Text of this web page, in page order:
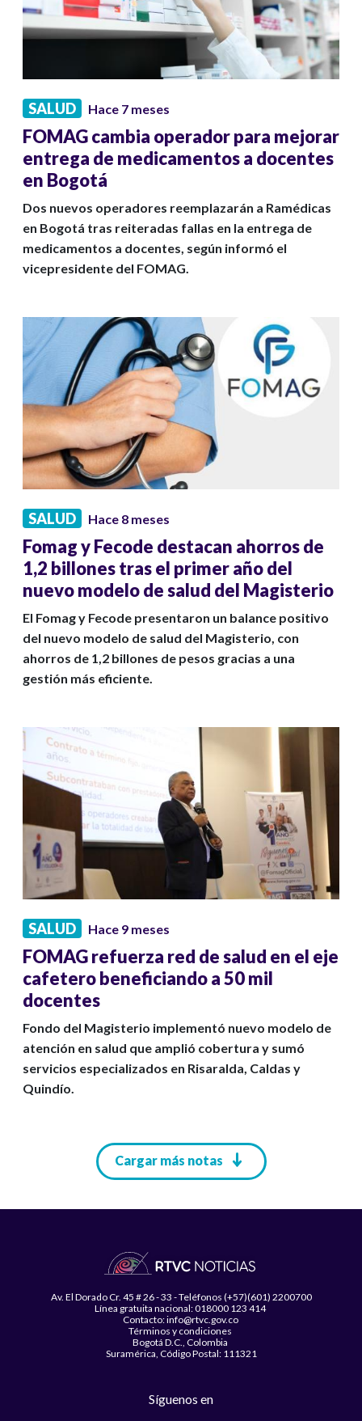
SALUD Hace 7 meses
FOMAG cambia operador para mejorar
entrega de medicamentos a docentes
en Bogotá
Dos nuevos operadores reemplazarán a Ramédicas
en Bogotá tras reiteradas fallas en la entrega de
medicamentos a docentes, según informó el
vicepresidente del FOMAG.
SALUD Hace 8 meses
Fomag y Fecode destacan ahorros de
1,2 billones tras el primer año del
nuevo modelo de salud del Magisterio
El Fomag y Fecode presentaron un balance positivo
del nuevo modelo de salud del Magisterio, con
ahorros de 1,2 billones de pesos gracias a una
gestión más eficiente.
SALUD Hace 9 meses
FOMAG refuerza red de salud en el eje
cafetero beneficiando a 50 mil
docentes
Fondo del Magisterio implementó nuevo modelo de
atención en salud que amplió cobertura y sumó
servicios especializados en Risaralda, Caldas y
Quindío.
Cargar más notas
Av. El Dorado Cr. 45 # 26 - 33 - Teléfonos (+57)(601) 2200700
Línea gratuita nacional: 018000 123 414
Contacto: info@rtvc.gov.co
Términos y condiciones
Bogotá D.C., Colombia
Suramérica, Código Postal: 111321
Síguenos en